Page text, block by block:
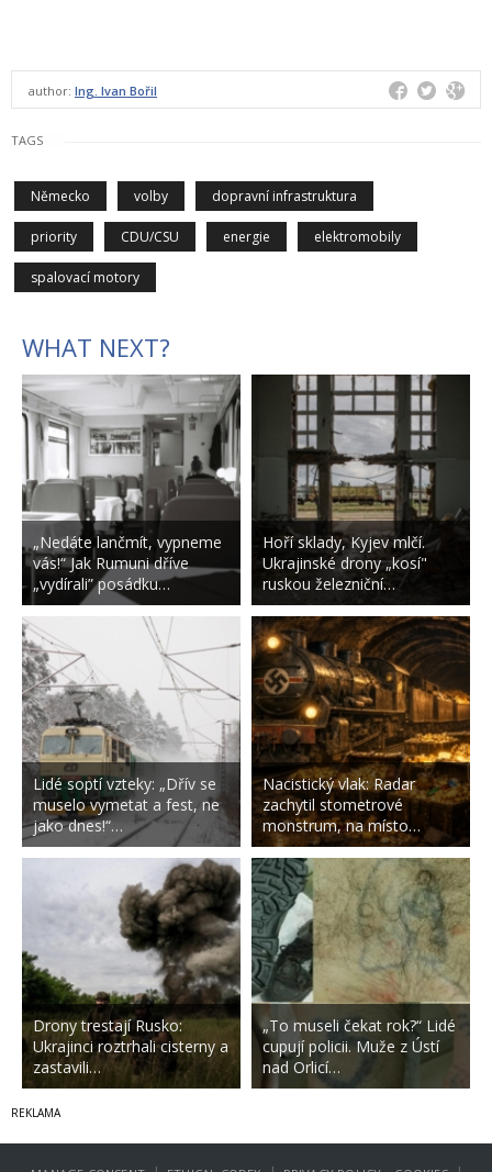
author: Ing. Ivan Bořil
TAGS
Německo volby dopravní infrastruktura
priority CDU/CSU energie elektromobily
spalovací motory
WHAT NEXT?
„Nedáte lančmít, vypneme
vás!“ Jak Rumuni dříve
„vydírali” posádku…
Lidé soptí vzteky: „Dřív se
muselo vymetat a fest, ne
jako dnes!“…
Drony trestají Rusko:
Ukrajinci roztrhali cisterny a
zastavili…
Hoří sklady, Kyjev mlčí.
Ukrajinské drony „kosí"
ruskou železniční…
Nacistický vlak: Radar
zachytil stometrové
monstrum, na místo…
„To museli čekat rok?“ Lidé
cupují policii. Muže z Ústí
nad Orlicí…